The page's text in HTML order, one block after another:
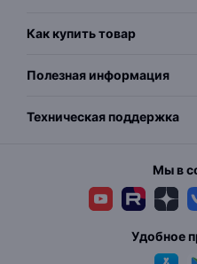
Как купить товар
Полезная информация
Техническая поддержка
Мы в
Удобное